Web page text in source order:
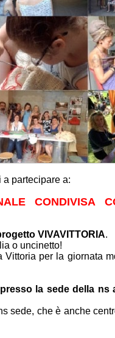
partecipare a:
CONDIVISA
VIVAVITTORIA.
o uncinetto!
per la giornata
la sede della ns
sede, che è anche